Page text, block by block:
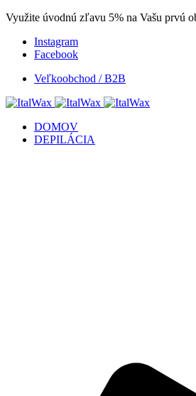
Využite úvodnú zľavu 5% na Vašu prvú
Instagram
Facebook
Veľkoobchod / B2B
DOMOV
DEPILÁCIA